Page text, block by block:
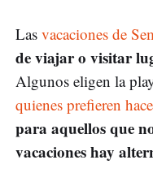
Las vacaciones de
de viajar o visitar
Algunos eligen la
quienes prefieren
para aquellos que
vacaciones hay